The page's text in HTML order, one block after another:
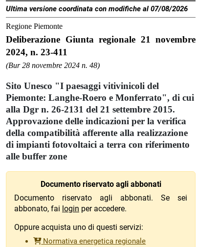
Ultima versione coordinata con modifiche al 07/08/2026
Regione Piemonte
Deliberazione Giunta regionale 21 novembre
2024, n. 23-411
(Bur 28 novembre 2024 n. 48)
Sito Unesco "I paesaggi vitivinicoli del
Piemonte: Langhe-Roero e Monferrato", di cui
alla Dgr n. 26-2131 del 21 settembre 2015.
Approvazione delle indicazioni per la verifica
della compatibilità afferente alla realizzazione
di impianti fotovoltaici a terra con riferimento
alle buffer zone
Documento riservato agli abbonati
Documento riservato agli abbonati. Se sei
abbonato, fai login per accedere.
Oppure acquista uno di questi servizi:
Normativa energetica regionale